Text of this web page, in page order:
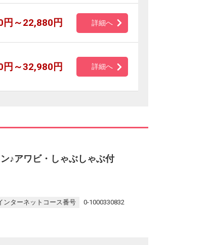
円～22,880円 詳細へ
円～32,980円 詳細へ
♪アワビ・しゃぶしゃぶ付
ンターネットコース番号 0-1000330832